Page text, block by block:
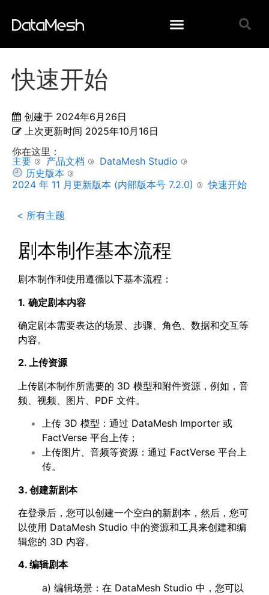
快速开始
创建于 2024年6月26日
上次更新时间 2025年10月16日
你在这里：
主要
产品文档
DataMesh Studio
历史版本
2024 年 11 月更新版本 (内部版本号 7.2.0)
快速开始
< 所有主题
剧本制作基本流程
剧本制作和使用遵循以下基本流程：
1. 确定剧本内容
确定剧本需要表达的场景、步骤、角色、数据和交互等
内容。
2. 上传资源
上传剧本制作所需要的 3D 模型和附件资源，例如，音
频、视频、图片、PDF 文件。
上传 3D 模型：通过 DataMesh Importer 或
FactVerse 平台上传；
上传图片、音频等资源：通过 FactVerse 平台上
传。
3. 创建新剧本
在登录后，您可以创建一个空白的新剧本，然后，您可
以使用 DataMesh Studio 中的资源和工具来创建和编
辑您的 3D 内容。
4. 编辑剧本
a) 编辑场景：在 DataMesh Studio 中，您可以